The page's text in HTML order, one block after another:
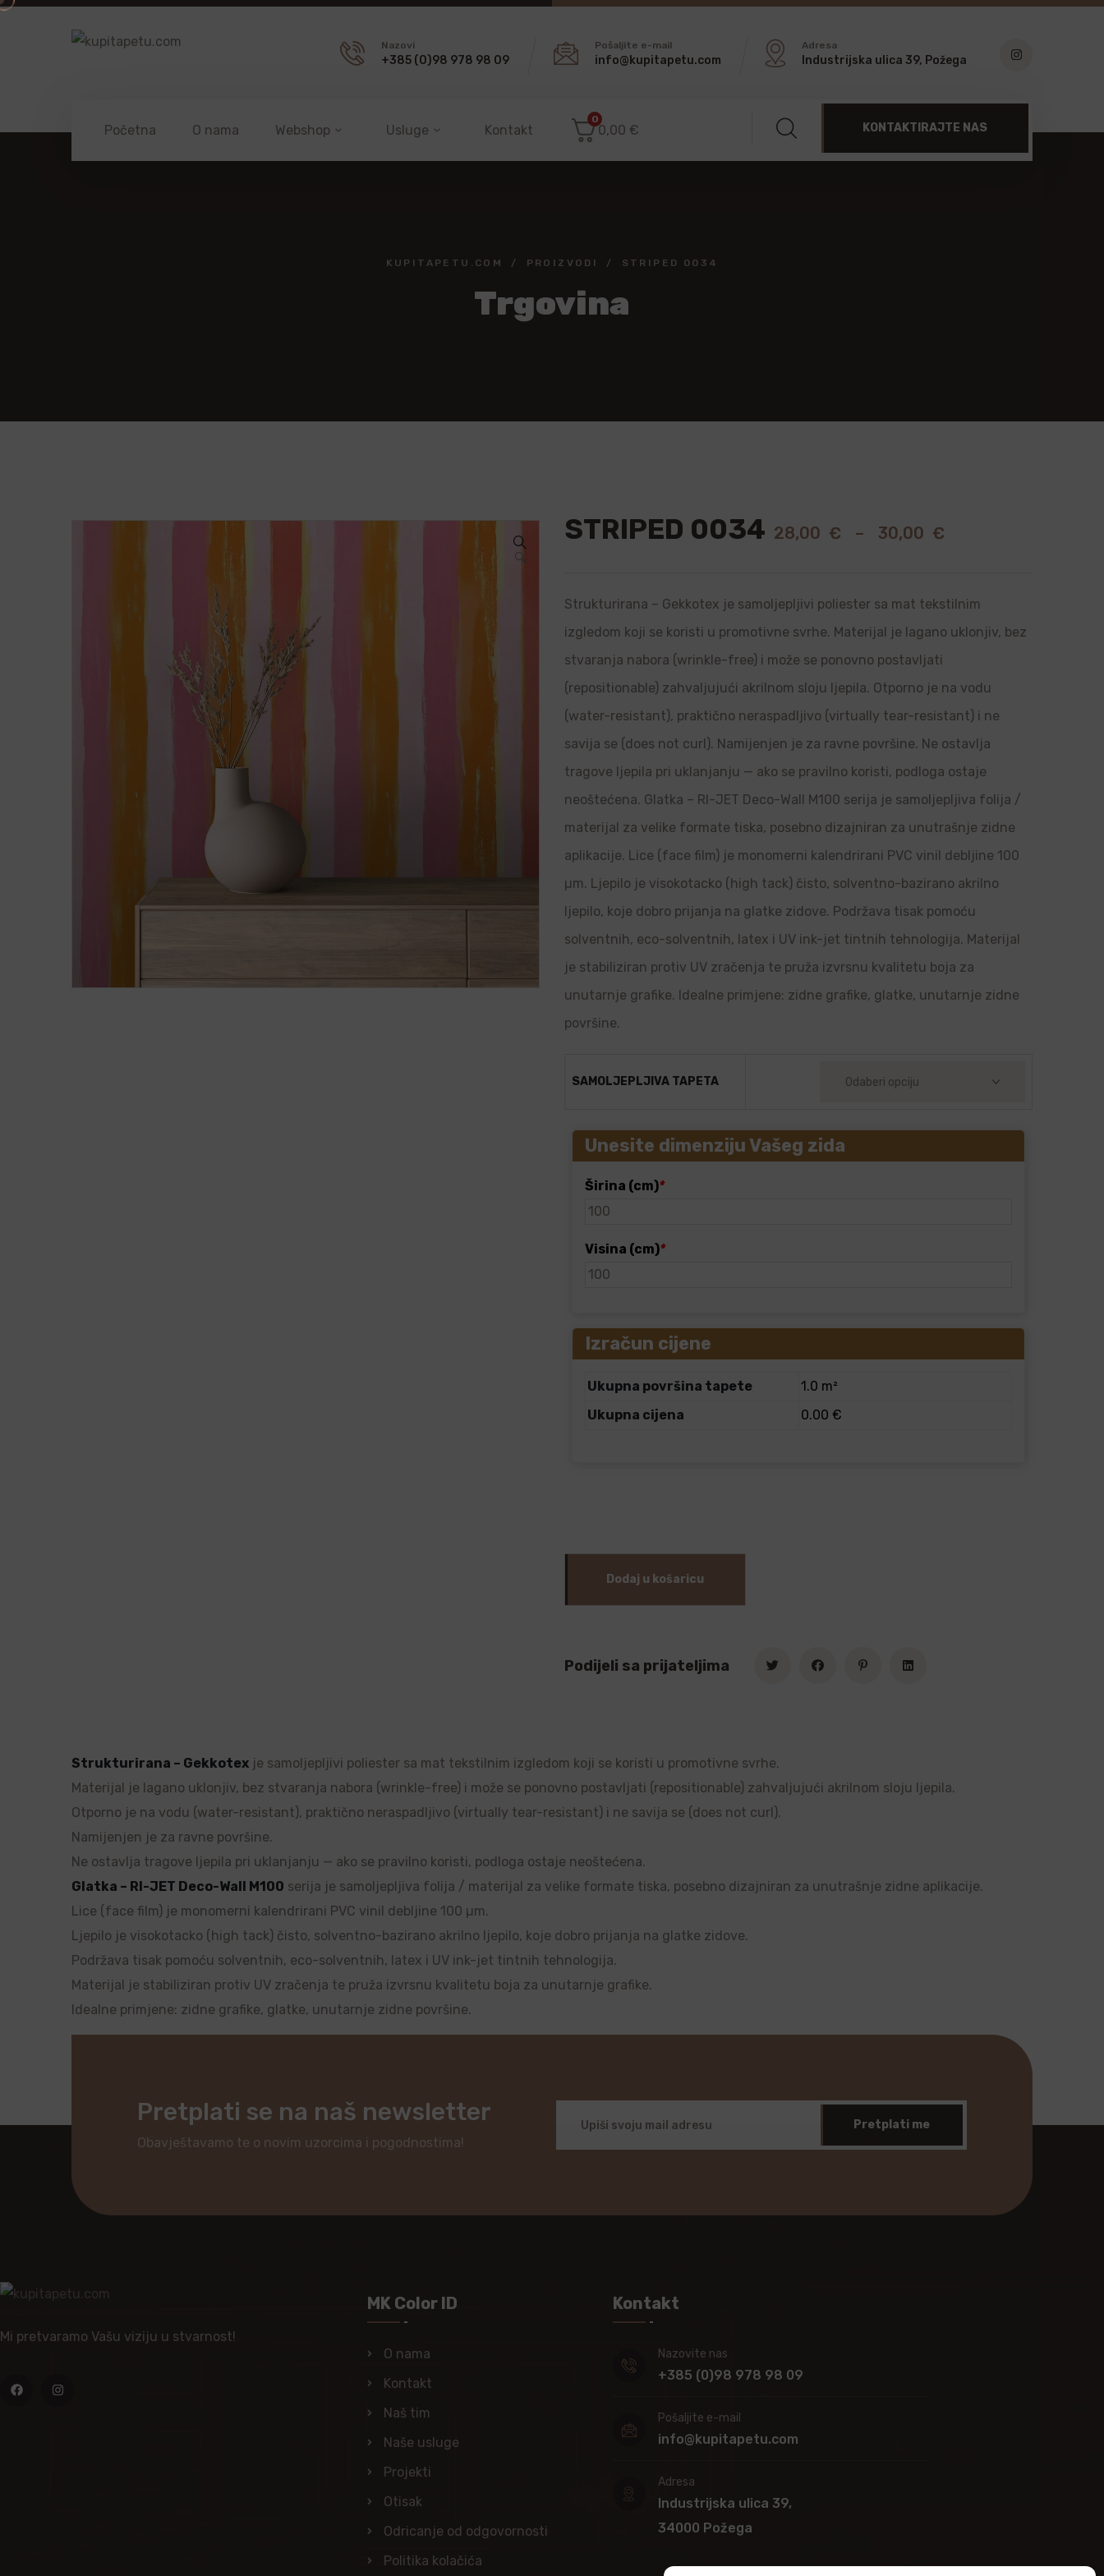
Nazovi
+385 (0)98 978 98 09
Pošaljite e-mail
info@kupitapetu.com
Adresa
Industrijska ulica 39, Požega
Početna O nama Webshop Usluge Kontakt
0
0,00 € KONTAKTIRAJTE NAS
KUPITAPETU.COM PROIZVODI STRIPED 0034
Trgovina
🔍
STRIPED 0034 28,00 € – 30,00 €
Strukturirana – Gekkotex je samoljepljivi poliester sa mat tekstilnim
izgledom koji se koristi u promotivne svrhe. Materijal je lagano uklonjiv, bez
stvaranja nabora (wrinkle-free) i može se ponovno postavljati
(repositionable) zahvaljujući akrilnom sloju ljepila. Otporno je na vodu
(water-resistant), praktično neraspadljivo (virtually tear-resistant) i ne
savija se (does not curl). Namijenjen je za ravne površine. Ne ostavlja
tragove ljepila pri uklanjanju — ako se pravilno koristi, podloga ostaje
neoštećena. Glatka – RI-JET Deco-Wall M100 serija je samoljepljiva folija /
materijal za velike formate tiska, posebno dizajniran za unutrašnje zidne
aplikacije. Lice (face film) je monomerni kalendrirani PVC vinil debljine 100
µm. Ljepilo je visokotacko (high tack) čisto, solventno-bazirano akrilno
ljepilo, koje dobro prijanja na glatke zidove. Podržava tisak pomoću
solventnih, eco-solventnih, latex i UV ink-jet tintnih tehnologija. Materijal
je stabiliziran protiv UV zračenja te pruža izvrsnu kvalitetu boja za
unutarnje grafike. Idealne primjene: zidne grafike, glatke, unutarnje zidne
površine.
SAMOLJEPLJIVA TAPETA
Unesite dimenziju Vašeg zida
Širina (cm)*
Visina (cm)*
Izračun cijene
Ukupna površina tapete
1.0 m²
Ukupna cijena
0.00 €
Dodaj u košaricu
Podijeli sa prijateljima
Strukturirana – Gekkotex je samoljepljivi poliester sa mat tekstilnim izgledom koji se koristi u promotivne svrhe.
Materijal je lagano uklonjiv, bez stvaranja nabora (wrinkle-free) i može se ponovno postavljati (repositionable) zahvaljujući akrilnom sloju ljepila.
Otporno je na vodu (water-resistant), praktično neraspadljivo (virtually tear-resistant) i ne savija se (does not curl).
Namijenjen je za ravne površine.
Ne ostavlja tragove ljepila pri uklanjanju — ako se pravilno koristi, podloga ostaje neoštećena.
Glatka – RI-JET Deco-Wall M100 serija je samoljepljiva folija / materijal za velike formate tiska, posebno dizajniran za unutrašnje zidne aplikacije.
Lice (face film) je monomerni kalendrirani PVC vinil debljine 100 µm.
Ljepilo je visokotacko (high tack) čisto, solventno-bazirano akrilno ljepilo, koje dobro prijanja na glatke zidove.
Podržava tisak pomoću solventnih, eco-solventnih, latex i UV ink-jet tintnih tehnologija.
Materijal je stabiliziran protiv UV zračenja te pruža izvrsnu kvalitetu boja za unutarnje grafike.
Idealne primjene: zidne grafike, glatke, unutarnje zidne površine.
Pretplati se na naš newsletter
Obavještavamo te o novim uzorcima i pogodnostima!
Pretplati me
Mi pretvaramo Vašu viziju u stvarnost!
MK Color ID
O nama
Kontakt
Naš tim
Naše usluge
Projekti
Otisak
Odricanje od odgovornosti
Politika kolačića
Kontakt
Nazovite nas
+385 (0)98 978 98 09
Pošaljite e-mail
info@kupitapetu.com
Adresa
Industrijska ulica 39,
34000 Požega